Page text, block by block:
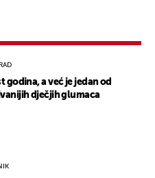
godina, a već je jedan od
dječjih glumaca